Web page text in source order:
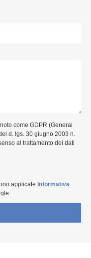
come GDPR (General
d. lgs. 30 giugno 2003 n.
al trattamento dei dati
applicate Informativa